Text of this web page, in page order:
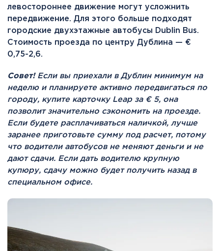
левостороннее движение могут усложнить
передвижение. Для этого больше подходят
городские двухэтажные автобусы Dublin Bus.
Стоимость проезда по центру Дублина — €
0,75-2,6.
Совет!Если вы приехали в Дублин минимум на
неделю и планируете активно передвигаться по
городу, купите карточку Leap за € 5, она
позволит значительно сэкономить на проезде.
Если будете расплачиваться наличкой, лучше
заранее приготовьте сумму под расчет, потому
что водители автобусов не меняют деньги и не
дают сдачи. Если дать водителю крупную
купюру, сдачу можно будет получить назад в
специальном офисе.